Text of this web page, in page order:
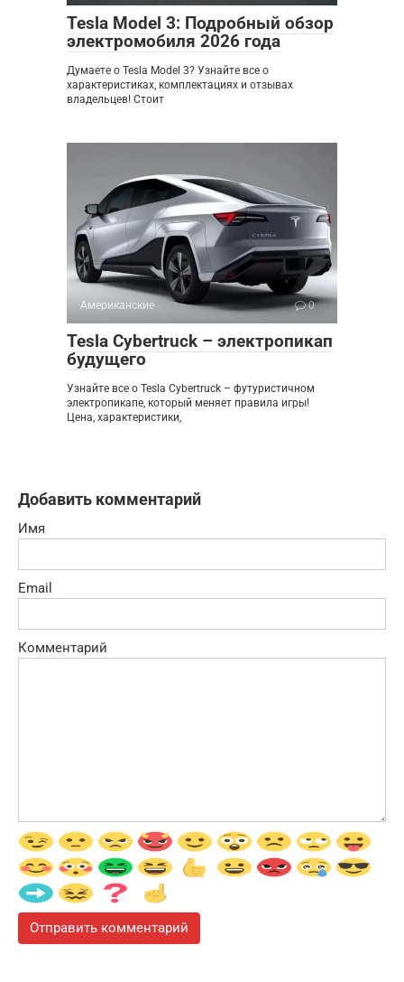
Tesla Model 3: Подробный обзор
электромобиля 2026 года
Думаете о Tesla Model 3? Узнайте все о
характеристиках, комплектациях и отзывах
владельцев! Стоит
Американские 0
Tesla Cybertruck – электропикап
будущего
Узнайте все о Tesla Cybertruck – футуристичном
электропикапе, который меняет правила игры!
Цена, характеристики,
Добавить комментарий
Имя
Email
Комментарий